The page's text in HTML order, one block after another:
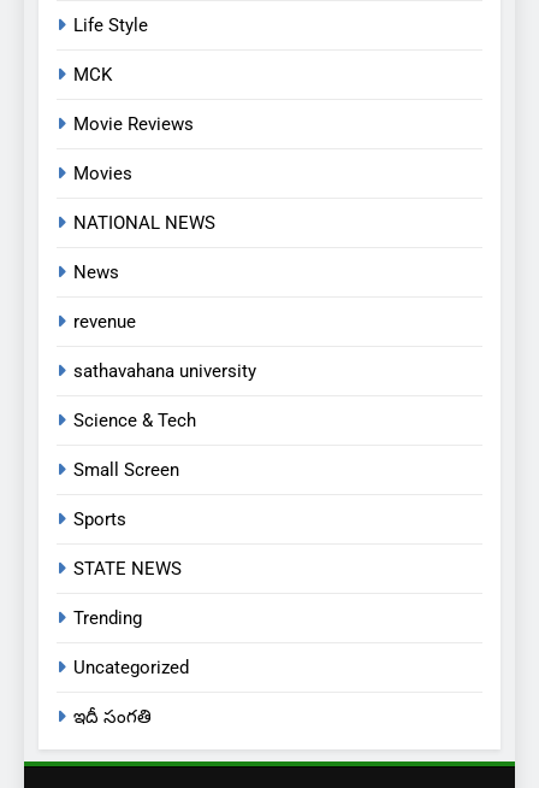
Life Style
MCK
Movie Reviews
Movies
NATIONAL NEWS
News
revenue
sathavahana university
Science & Tech
Small Screen
Sports
STATE NEWS
Trending
Uncategorized
ఇదీ సంగతి
5
6
1